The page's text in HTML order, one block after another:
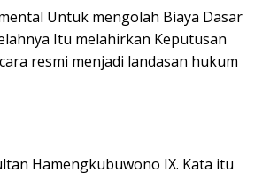
Untuk mengolah Biaya Dasar
Itu melahirkan Keputusan
resmi menjadi landasan hukum
Hamengkubuwono IX. Kata itu